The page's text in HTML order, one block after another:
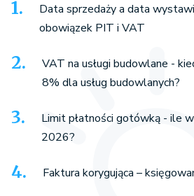
Data sprzedaży a data
obowiązek PIT i VAT
VAT na usługi budowlane -
8% dla usług budowlanych?
Limit płatności gotówką - ile
2026?
Faktura korygująca –